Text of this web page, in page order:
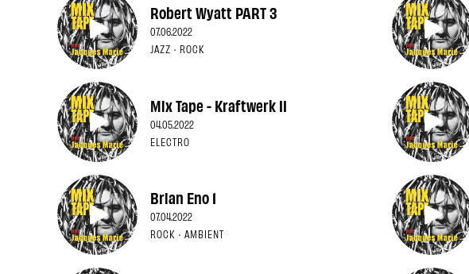
Robert Wyatt PART 3
07.06.2022
JAZZ · ROCK
Mix Tape - Kraftwerk II
04.05.2022
ELECTRO
Brian Eno 1
07.04.2022
ROCK · AMBIENT